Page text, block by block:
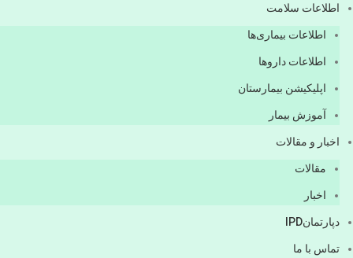
اطلاعات سلامت
اطلاعات بیماری‌ها
اطلاعات دارو‌ها
اپليكيشن بيمارستان
آموزش بیمار
اخبار و مقالات
مقالات
اخبار
دپارتمانIPD
تماس با ما